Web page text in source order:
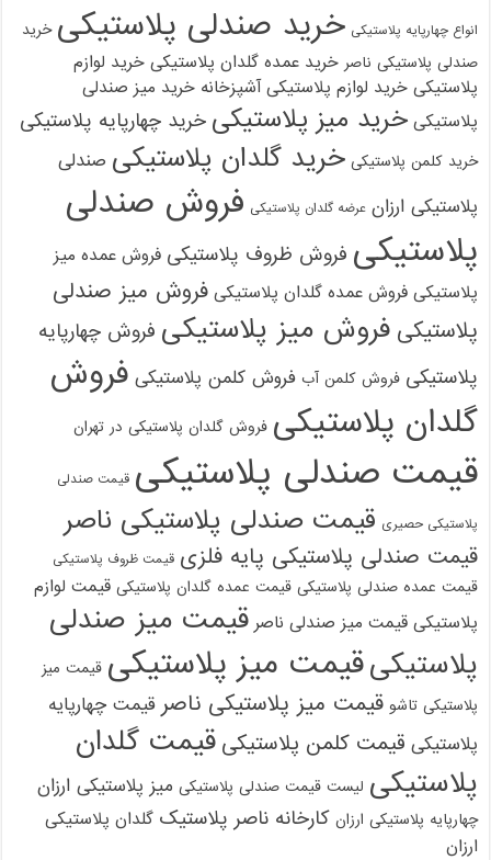
انواع چهارپایه پلاستیکی خرید صندلی پلاستیکی خرید
صندلی پلاستیکی ناصر خرید عمده گلدان پلاستیکی خرید لوازم
پلاستیکی خرید لوازم پلاستیکی آشپزخانه خرید میز صندلی
پلاستیکی خرید میز پلاستیکی خرید چهارپایه پلاستیکی
خرید کلمن پلاستیکی خرید گلدان پلاستیکی صندلی
پلاستیکی ارزان عرضه گلدان پلاستیکی فروش صندلی
پلاستیکی فروش ظروف پلاستیکی فروش عمده میز
پلاستیکی فروش عمده گلدان پلاستیکی فروش میز صندلی
پلاستیکی فروش میز پلاستیکی فروش چهارپایه
پلاستیکی فروش کلمن آب فروش کلمن پلاستیکی فروش
گلدان پلاستیکی فروش گلدان پلاستیکی در تهران
قیمت صندلی پلاستیکی قیمت صندلی
پلاستیکی حصیری قیمت صندلی پلاستیکی ناصر
قیمت صندلی پلاستیکی پایه فلزی قیمت ظروف پلاستیکی
قیمت عمده صندلی پلاستیکی قیمت عمده گلدان پلاستیکی قیمت لوازم
پلاستیکی قیمت میز صندلی ناصر قیمت میز صندلی
پلاستیکیقیمت میز پلاستیکی قیمت میز
پلاستیکی تاشو قیمت میز پلاستیکی ناصر قیمت چهارپایه
پلاستیکی قیمت کلمن پلاستیکی قیمت گلدان
پلاستیکی لیست قیمت صندلی پلاستیکی میز پلاستیکی ارزان
چهارپایه پلاستیکی ارزان کارخانه ناصر پلاستیک گلدان پلاستیکی
ارزان